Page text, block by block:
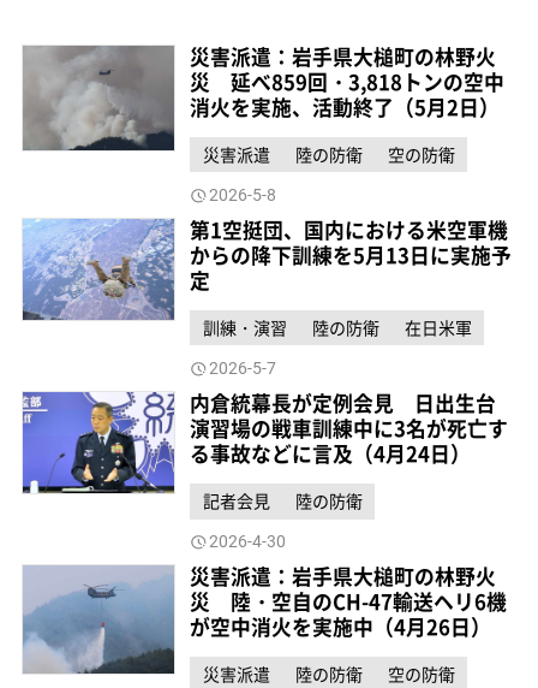
災害派遣：岩手県大槌町の林野火
災 延べ859回・3,818トンの空中
消火を実施、活動終了（5月2日）
災害派遣 陸の防衛 空の防衛
2026-5-8
第1空挺団、国内における米空軍機
からの降下訓練を5月13日に実施予
定
訓練・演習 陸の防衛 在日米軍
2026-5-7
内倉統幕長が定例会見 日出生台
演習場の戦車訓練中に3名が死亡す
る事故などに言及（4月24日）
記者会見 陸の防衛
2026-4-30
災害派遣：岩手県大槌町の林野火
災 陸・空自のCH-47輸送ヘリ6機
が空中消火を実施中（4月26日）
災害派遣 陸の防衛 空の防衛